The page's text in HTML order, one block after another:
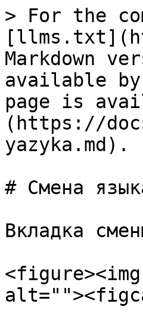
> For the
Markdown
available
page is
(https://
yazyka.md).
# Смена
Вкладка